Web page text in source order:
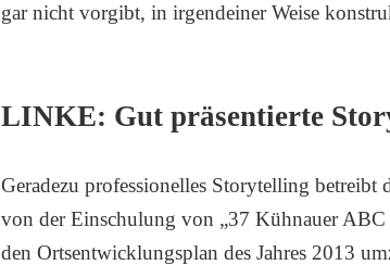
gar nicht vorgibt, in irgendeiner Weise
LINKE: Gut präsentierte
Geradezu professionelles Storytelling
von der Einschulung von „37 Kühnauer
den Ortsentwicklungsplan des Jahres 2013